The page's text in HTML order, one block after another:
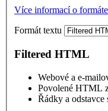
Více informací o
Formát textu
Filtered HTML
Webové a e-
Povolené HTML
Řádky a odstavce